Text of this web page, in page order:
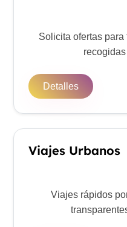
Solicita ofertas
Detalles
Viajes Urbanos
Viajes rápidos